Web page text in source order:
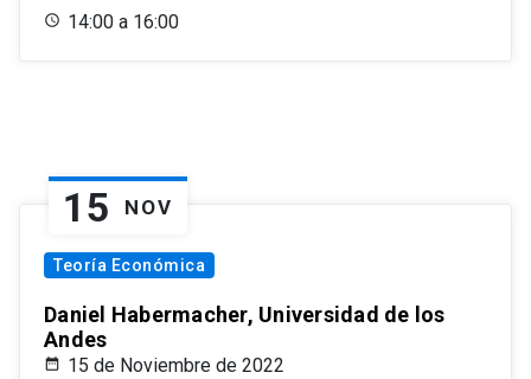
14:00 a 16:00
15 NOV
Teoría Económica
Daniel Habermacher, Universidad de los
Andes
15 de Noviembre de 2022